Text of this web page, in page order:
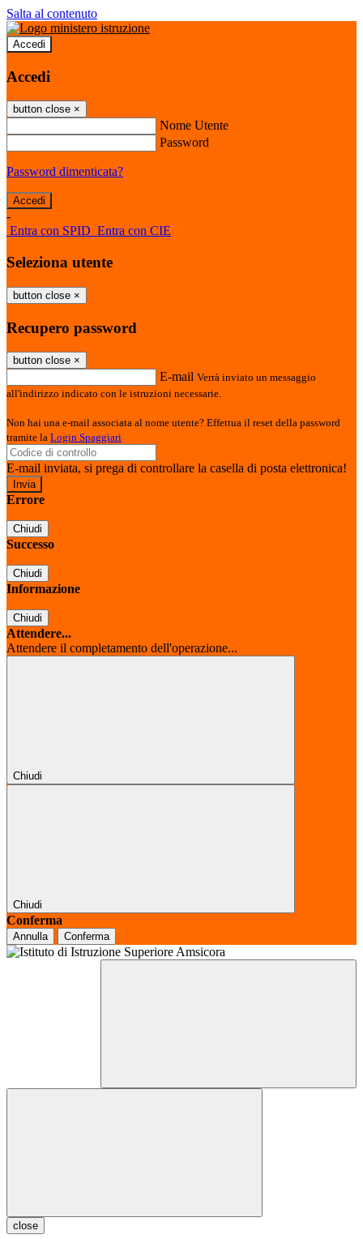
Salta al contenuto
Accedi
Accedi
button close ×
Nome Utente
Password
Password dimenticata?
-
Entra con SPID Entra con CIE
Seleziona utente
button close ×
Recupero password
button close ×
E-mail Verrà inviato un messaggio
all'indirizzo indicato con le istruzioni necessarie.
Non hai una e-mail associata al nome utente? Effettua il reset della password
tramite la Login Spaggiari
E-mail inviata, si prega di controllare la casella di posta elettronica!
Errore
Chiudi
Successo
Chiudi
Informazione
Chiudi
Attendere...
Attendere il completamento dell'operazione...
Chiudi
Chiudi
Conferma
Annulla Conferma
close